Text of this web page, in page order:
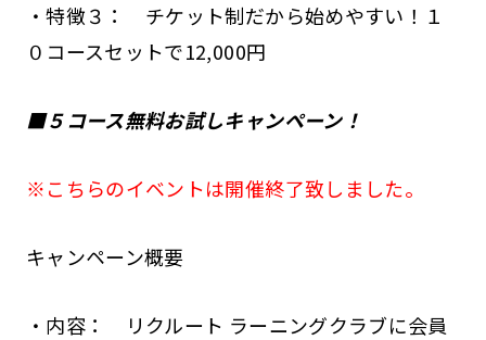
・特徴３： チケット制だから始めやすい！１
０コースセットで12,000円
■５コース無料お試しキャンペーン！
※こちらのイベントは開催終了致しました。
キャンペーン概要
・内容： リクルート ラーニングクラブに会員